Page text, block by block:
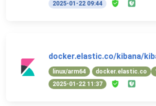
2025-01-22 09:44
docker.elastic.co/kibana/
linux/arm64 docker.elastic.co
2025-01-22 11:37